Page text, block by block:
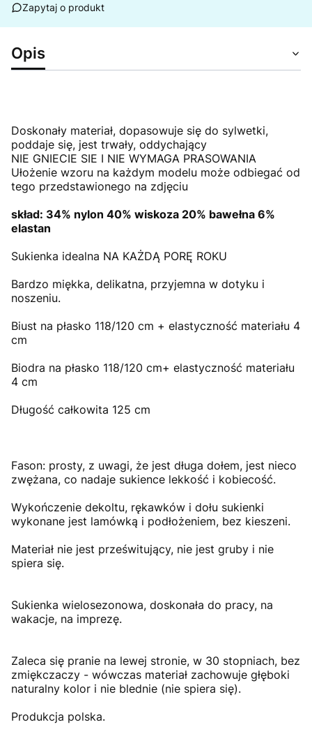
Zapytaj o produkt
Opis
Doskonały materiał, dopasowuje się do sylwetki,
poddaje się, jest trwały, oddychający
NIE GNIECIE SIE I NIE WYMAGA PRASOWANIA
Ułożenie wzoru na każdym modelu może odbiegać od
tego przedstawionego na zdjęciu
skład: 34% nylon 40% wiskoza 20% bawełna 6%
elastan
Sukienka idealna NA KAŻDĄ PORĘ ROKU
Bardzo miękka, delikatna, przyjemna w dotyku i
noszeniu.
Biust na płasko 118/120 cm + elastyczność materiału 4
cm
Biodra na płasko 118/120 cm+ elastyczność materiału
4 cm
Długość całkowita 125 cm
Fason: prosty, z uwagi, że jest długa dołem, jest nieco
zwężana, co nadaje sukience lekkość i kobiecość.
Wykończenie dekoltu, rękawków i dołu sukienki
wykonane jest lamówką i podłożeniem, bez kieszeni.
Materiał nie jest prześwitujący, nie jest gruby i nie
spiera się.
Sukienka wielosezonowa, doskonała do pracy, na
wakacje, na imprezę.
Zaleca się pranie na lewej stronie, w 30 stopniach, bez
zmiękczaczy - wówczas materiał zachowuje głęboki
naturalny kolor i nie blednie (nie spiera się).
Produkcja polska.